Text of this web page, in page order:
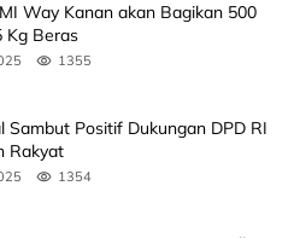
Way Kanan akan Bagikan 500
Kg Beras
1355
Sambut Positif Dukungan DPD RI
Rakyat
1354